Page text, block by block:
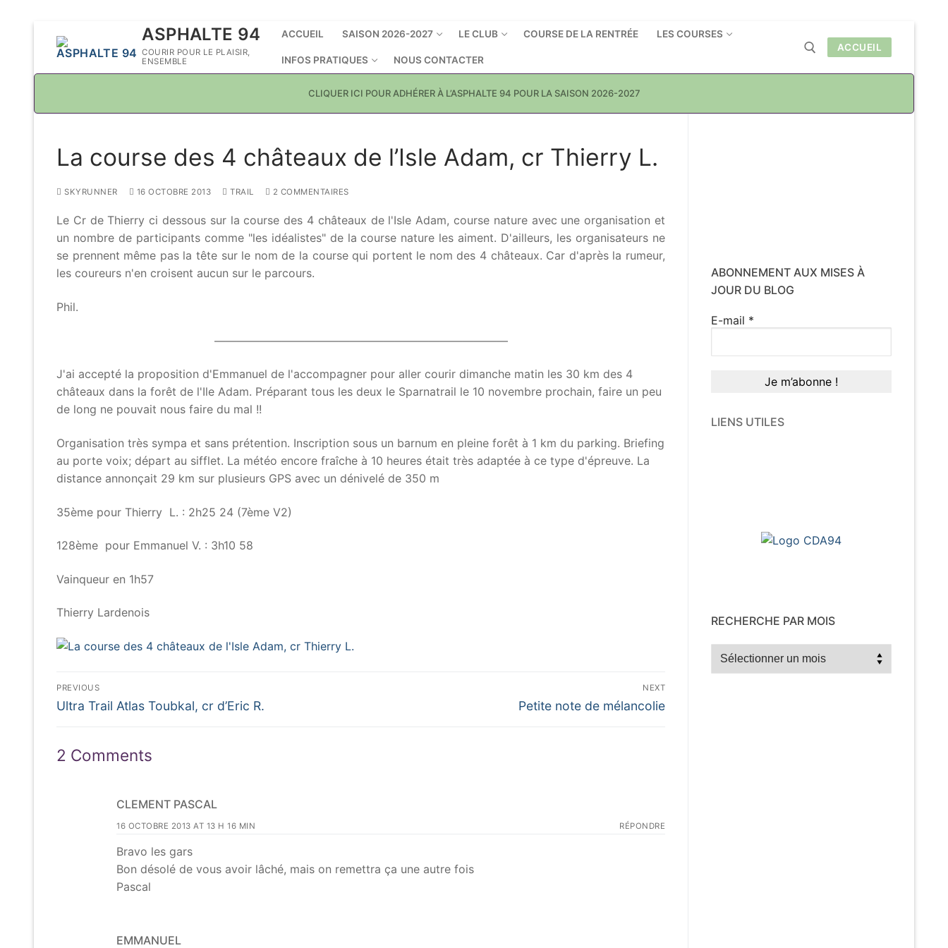
ASPHALTE 94
COURIR POUR LE PLAISIR,
ENSEMBLE
ACCUEIL SAISON 2026-2027 LE CLUB COURSE DE LA RENTRÉE LES COURSES
INFOS PRATIQUES NOUS CONTACTER
ACCUEIL
CLIQUER ICI POUR ADHÉRER À L’ASPHALTE 94 POUR LA SAISON 2026-2027
La course des 4 châteaux de l’Isle Adam, cr Thierry L.
SKYRUNNER 16 OCTOBRE 2013 TRAIL 2 COMMENTAIRES
Le Cr de Thierry ci dessous sur la course des 4 châteaux de l'Isle Adam, course nature avec une organisation et
un nombre de participants comme "les idéalistes" de la course nature les aiment. D'ailleurs, les organisateurs ne
se prennent même pas la tête sur le nom de la course qui portent le nom des 4 châteaux. Car d'après la rumeur,
les coureurs n'en croisent aucun sur le parcours.
Phil.
——————————————————————————
J'ai accepté la proposition d'Emmanuel de l'accompagner pour aller courir dimanche matin les 30 km des 4
châteaux dans la forêt de l'Ile Adam. Préparant tous les deux le Sparnatrail le 10 novembre prochain, faire un peu
de long ne pouvait nous faire du mal !!
Organisation très sympa et sans prétention. Inscription sous un barnum en pleine forêt à 1 km du parking. Briefing
au porte voix; départ au sifflet. La météo encore fraîche à 10 heures était très adaptée à ce type d'épreuve. La
distance annonçait 29 km sur plusieurs GPS avec un dénivelé de 350 m
35ème pour Thierry L. : 2h25 24 (7ème V2)
128ème pour Emmanuel V. : 3h10 58
Vainqueur en 1h57
Thierry Lardenois
Navigation
de
PREVIOUS
Previous
Ultra Trail Atlas Toubkal, cr d’Eric R.
NEXT
Next
Petite note de mélancolie
2 Comments
CLEMENT PASCAL
16 OCTOBRE 2013 AT 13 H 16 MIN RÉPONDRE
Bravo les gars
Bon désolé de vous avoir lâché, mais on remettra ça une autre fois
Pascal
EMMANUEL
ABONNEMENT AUX MISES À
JOUR DU BLOG
E-mail *
LIENS UTILES
RECHERCHE PAR MOIS
Recherche